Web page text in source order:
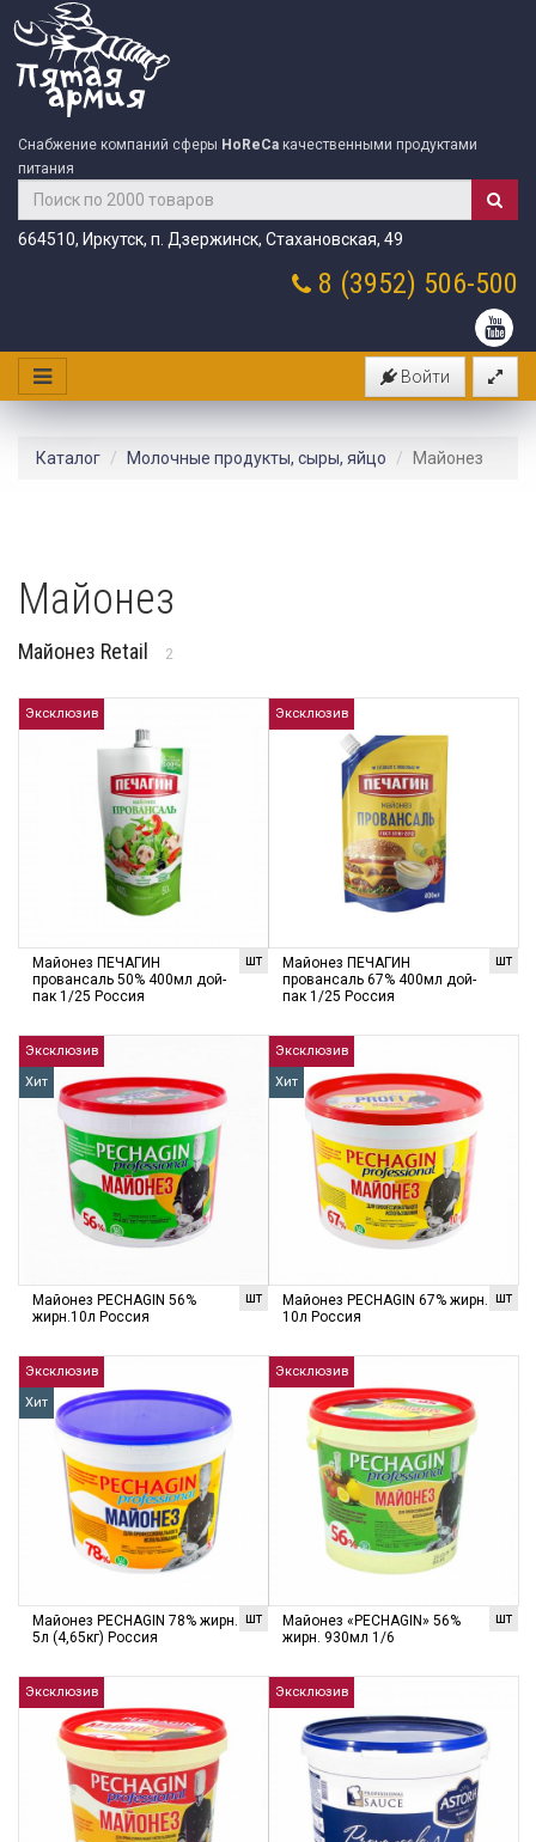
Снабжение компаний сферы HoReCa качественными продуктами
питания
664510, Иркутск, п. Дзержинск, Стахановская, 49
8 (3952) 506-500
Войти
Каталог Молочные продукты, сыры, яйцо Майонез
Майонез
Майонез Retail 2
Эксклюзив
шт
Майонез ПЕЧАГИН
провансаль 50% 400мл дой-
пак 1/25 Россия
Эксклюзив
шт
Майонез ПЕЧАГИН
провансаль 67% 400мл дой-
пак 1/25 Россия
Эксклюзив
Хит
шт
Майонез PECHAGIN 56%
жирн.10л Россия
Эксклюзив
Хит
шт
Майонез PECHAGIN 67% жирн.
10л Россия
Эксклюзив
Хит
шт
Майонез PECHAGIN 78% жирн.
5л (4,65кг) Россия
Эксклюзив
шт
Майонез «PECHAGIN» 56%
жирн. 930мл 1/6
Эксклюзив Эксклюзив